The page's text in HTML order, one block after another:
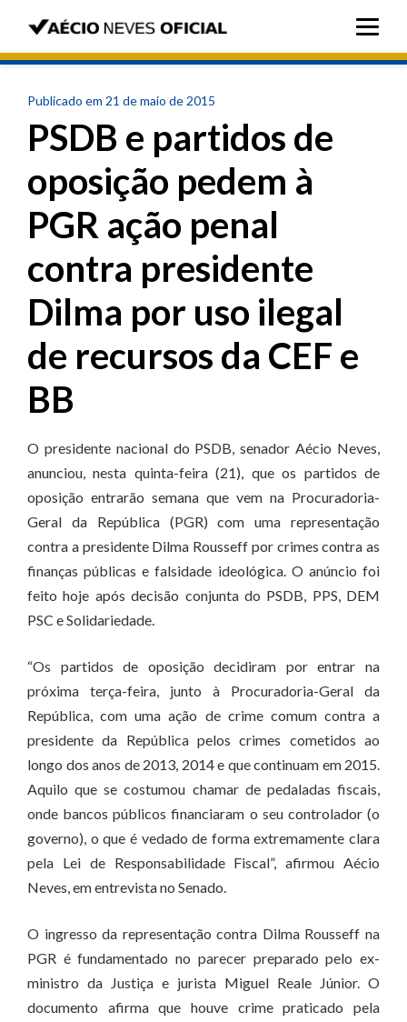
Publicado em 21 de maio de 2015
PSDB e partidos de
oposição pedem à
PGR ação penal
contra presidente
Dilma por uso ilegal
de recursos da CEF e
BB
O presidente nacional do PSDB, senador Aécio Neves,
anunciou, nesta quinta-feira (21), que os partidos de
oposição entrarão semana que vem na Procuradoria-
Geral da República (PGR) com uma representação
contra a presidente Dilma Rousseff por crimes contra as
finanças públicas e falsidade ideológica. O anúncio foi
feito hoje após decisão conjunta do PSDB, PPS, DEM
PSC e Solidariedade.
“Os partidos de oposição decidiram por entrar na
próxima terça-feira, junto à Procuradoria-Geral da
República, com uma ação de crime comum contra a
presidente da República pelos crimes cometidos ao
longo dos anos de 2013, 2014 e que continuam em 2015.
Aquilo que se costumou chamar de pedaladas fiscais,
onde bancos públicos financiaram o seu controlador (o
governo), o que é vedado de forma extremamente clara
pela Lei de Responsabilidade Fiscal”, afirmou Aécio
Neves, em entrevista no Senado.
O ingresso da representação contra Dilma Rousseff na
PGR é fundamentado no parecer preparado pelo ex-
ministro da Justiça e jurista Miguel Reale Júnior. O
documento afirma que houve crime praticado pela